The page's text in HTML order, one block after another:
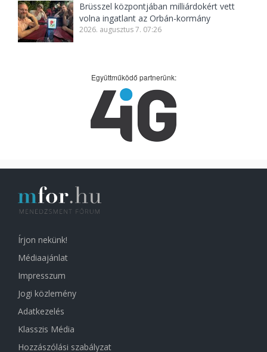
Brüsszel központjában milliárdokért vett
volna ingatlant az Orbán-kormány
2026. augusztus 7. 07:26
Együttműködő partnerünk:
Írjon nekünk!
Médiaajánlat
Impresszum
Jogi közlemény
Adatkezelés
Klasszis Média
Hozzászólási szabályzat